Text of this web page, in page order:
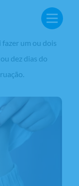
ou com
por mais ou
fazer um ou dois
dez dias do